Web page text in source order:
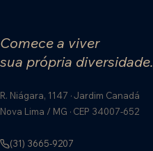
Comece a viver
sua própria diversidade.
R. Niágara, 1147 · Jardim Canadá
Nova Lima / MG · CEP 34007-652
(31) 3665-9207